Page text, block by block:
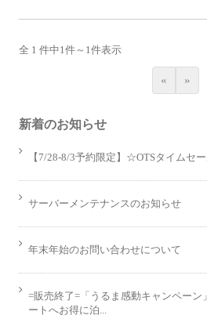
全 1 件中1件～ 1件表示
« »
新着のお知らせ
【7/28-8/3予約限定】☆OTSタイムセ
サーバーメンテナンスのお知らせ
年末年始のお問い合わせについて
=販売終了=「うるま感動キャンペー
ートへお得に泊...